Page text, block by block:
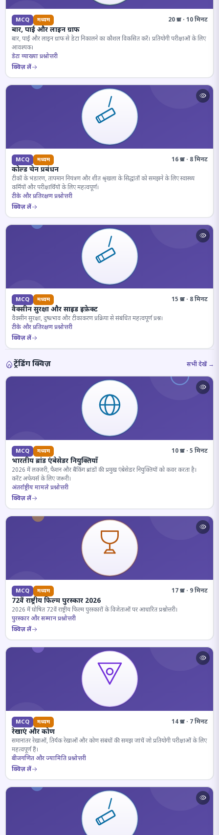
MCQ मध्यम 20 प्रश्न · 10 मिनट
बार, पाई और लाइन ग्राफ
बार, पाई और लाइन ग्राफ से डेटा निकालने का कौशल विकसित करें। प्रतियोगी परीक्षाओं के लिए
आवश्यक।
डेटा व्याख्या प्रश्नोत्तरी
क्विज़ लें
MCQ मध्यम 16 प्रश्न · 8 मिनट
कोल्ड चेन प्रबंधन
टीकों के भंडारण, तापमान नियंत्रण और शीत श्रृंखला के सिद्धांतों को समझने के लिए स्वास्थ्य
कर्मियों और परीक्षार्थियों के लिए महत्वपूर्ण।
टीके और प्रतिरक्षण प्रश्नोत्तरी
क्विज़ लें
MCQ मध्यम 15 प्रश्न · 8 मिनट
वैक्सीन सुरक्षा और साइड इफ़ेक्ट
वैक्सीन सुरक्षा, दुष्प्रभाव और टीकाकरण प्रक्रिया से संबंधित महत्वपूर्ण प्रश्न।
टीके और प्रतिरक्षण प्रश्नोत्तरी
क्विज़ लें
ट्रेंडिंग क्विज़ सभी देखें →
MCQ मध्यम 10 प्रश्न · 5 मिनट
भारतीय ब्रांड एंबेसेडर नियुक्तियाँ
2026 में लक्जरी, फैशन और बैंकिंग ब्रांडों की प्रमुख एंबेसेडर नियुक्तियों को कवर करता है।
करेंट अफेयर्स के लिए जरूरी।
अंतर्राष्ट्रीय मामले प्रश्नोत्तरी
क्विज़ लें
MCQ मध्यम 17 प्रश्न · 9 मिनट
72वें राष्ट्रीय फिल्म पुरस्कार 2026
2026 में घोषित 72वें राष्ट्रीय फिल्म पुरस्कारों के विजेताओं पर आधारित प्रश्नोत्तरी।
पुरस्कार और सम्मान प्रश्नोत्तरी
क्विज़ लें
MCQ मध्यम 14 प्रश्न · 7 मिनट
रेखाएं और कोण
समानांतर रेखाओं, तिर्यक रेखाओं और कोण संबंधों की समझ जांचें जो प्रतियोगी परीक्षाओं के लिए
महत्वपूर्ण हैं।
बीजगणित और ज्यामिति प्रश्नोत्तरी
क्विज़ लें